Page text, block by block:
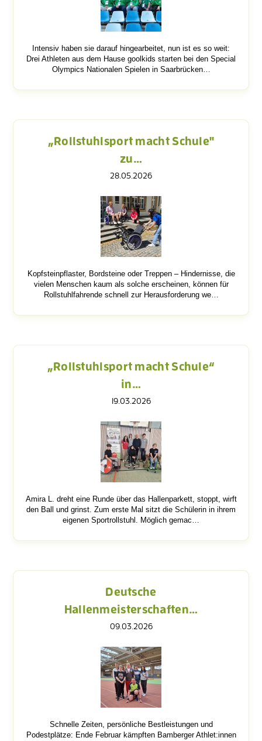
Intensiv haben sie darauf hingearbeitet, nun ist es so weit:
Drei Athleten aus dem Hause goolkids starten bei den Special
Olympics Nationalen Spielen in Saarbrücken…
„Rollstuhlsport macht Schule"
zu…
28.05.2026
Kopfsteinpflaster, Bordsteine oder Treppen – Hindernisse, die
vielen Menschen kaum als solche erscheinen, können für
Rollstuhlfahrende schnell zur Herausforderung we…
„Rollstuhlsport macht Schule“
in…
19.03.2026
Amira L. dreht eine Runde über das Hallenparkett, stoppt, wirft
den Ball und grinst. Zum erste Mal sitzt die Schülerin in ihrem
eigenen Sportrollstuhl. Möglich gemac…
Deutsche
Hallenmeisterschaften…
09.03.2026
Schnelle Zeiten, persönliche Bestleistungen und
Podestplätze: Ende Februar kämpften Bamberger Athlet:innen